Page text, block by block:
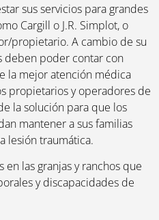
sus servicios para grandes
Cargill o J.R. Simplot, o
propietario. A cambio de su
deben poder contar con
la mejor atención médica
propietarios y operadores de
la solución para que los
mantener a sus familias
lesión traumática.
en las granjas y ranchos que
y discapacidades de